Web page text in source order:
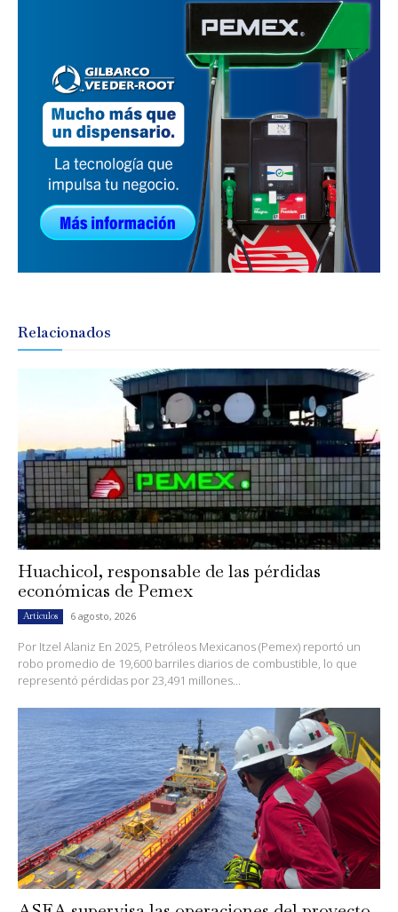
Relacionados
Huachicol, responsable de las pérdidas
económicas de Pemex
Artículos 6 agosto, 2026
Por Itzel Alaniz En 2025, Petróleos Mexicanos (Pemex) reportó un
robo promedio de 19,600 barriles diarios de combustible, lo que
representó pérdidas por 23,491 millones...